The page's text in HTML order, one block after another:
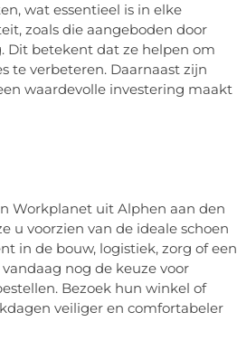
wat essentieel is in elke
zoals die aangeboden door
Dit betekent dat ze helpen om
te verbeteren. Daarnaast zijn
waardevolle investering maakt
Workplanet uit Alphen aan den
u voorzien van de ideale schoen
in de bouw, logistiek, zorg of een
nog de keuze voor
Bezoek hun winkel of
veiliger en comfortabeler